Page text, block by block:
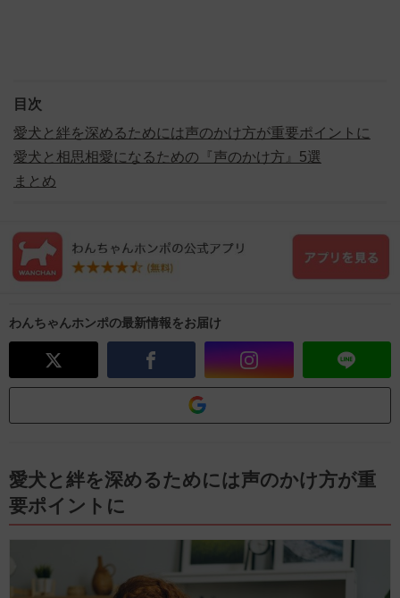
目次
愛犬と絆を深めるためには声のかけ方が重要ポイントに
愛犬と相思相愛になるための『声のかけ方』5選
まとめ
わんちゃんホンポの最新情報をお届け
愛犬と絆を深めるためには声のかけ方が重
要ポイントに